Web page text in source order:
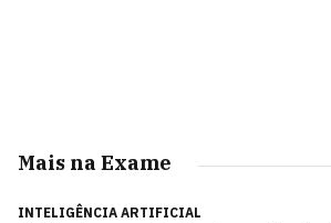
Mais na Exame
INTELIGÊNCIA ARTIFICIAL